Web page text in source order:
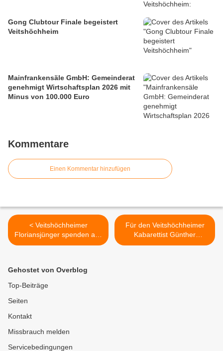
Gong Clubtour Finale begeistert
Veitshöchheim
Mainfrankensäle GmbH: Gemeinderat
genehmigt Wirtschaftsplan 2026 mit
Minus von 100.000 Euro
Kommentare
Einen Kommentar hinzufügen
< Veitshöchheimer
Floriansjünger spenden aus
dem Verkauf von
Für den Veitshöchheimer
Kabarettist Günther
Stadtmüller war der
Gehostet von Overblog
Top-Beiträge
Seiten
Kontakt
Missbrauch melden
Servicebedingungen